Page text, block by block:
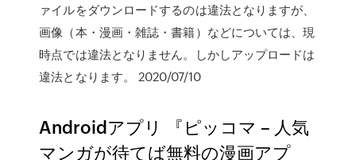
ァイルをダウンロードするのは違法となりますが、
画像（本・漫画・雑誌・書籍）などについては、現
時点では違法となりません。しかしアップロードは
違法となります。 2020/07/10
Androidアプリ 『ピッコマ – 人気
マンガが待てば無料の漫画アプ